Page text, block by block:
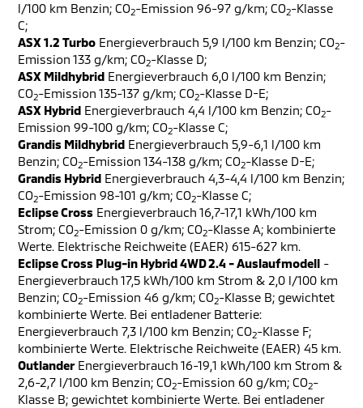
l/100 km Benzin; CO2-Emission 96-97 g/km; CO2-Klasse
C;
ASX 1.2 Turbo Energieverbrauch 5,9 l/100 km Benzin; CO2-
Emission 133 g/km; CO2-Klasse D;
ASX Mildhybrid Energieverbrauch 6,0 l/100 km Benzin;
CO2-Emission 135-137 g/km; CO2-Klasse D-E;
ASX Hybrid Energieverbrauch 4,4 l/100 km Benzin; CO2-
Emission 99-100 g/km; CO2-Klasse C;
Grandis Mildhybrid Energieverbrauch 5,9-6,1 l/100 km
Benzin; CO2-Emission 134-138 g/km; CO2-Klasse D-E;
Grandis Hybrid Energieverbrauch 4,3-4,4 l/100 km Benzin;
CO2-Emission 98-101 g/km; CO2-Klasse C;
Eclipse Cross Energieverbrauch 16,7-17,1 kWh/100 km
Strom; CO2-Emission 0 g/km; CO2-Klasse A; kombinierte
Werte. Elektrische Reichweite (EAER) 615-627 km.
Eclipse Cross Plug-in Hybrid 4WD 2.4 - Auslaufmodell -
Energieverbrauch 17,5 kWh/100 km Strom & 2,0 l/100 km
Benzin; CO2-Emission 46 g/km; CO2-Klasse B; gewichtet
kombinierte Werte. Bei entladener Batterie:
Energieverbrauch 7,3 l/100 km Benzin; CO2-Klasse F;
kombinierte Werte. Elektrische Reichweite (EAER) 45 km.
Outlander Energieverbrauch 16-19,1 kWh/100 km Strom &
2,6-2,7 l/100 km Benzin; CO2-Emission 60 g/km; CO2-
Klasse B; gewichtet kombinierte Werte. Bei entladener